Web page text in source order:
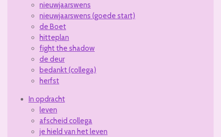
nieuwjaarswens
nieuwjaarswens (goede start)
de Boet
hitteplan
fight the shadow
de deur
bedankt (collega)
herfst
In opdracht
leven
afscheid collega
je hield van het leven